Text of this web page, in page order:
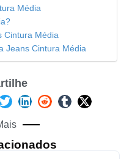
Média
Cintura Média
Jeans Cintura Média